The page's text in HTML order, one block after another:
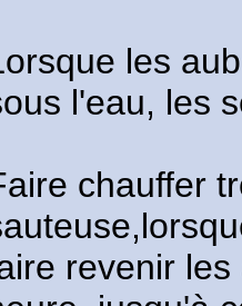
les
l'eau, les
chauffer
revenir